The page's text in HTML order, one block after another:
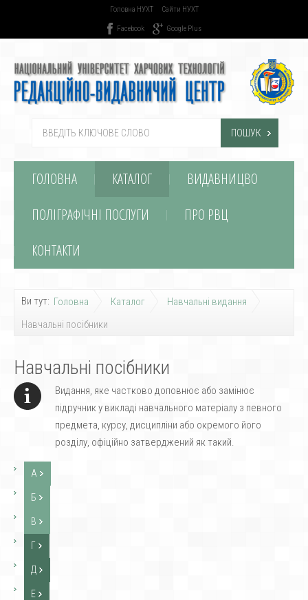
Головна НУХТ Сайти НУХТ
Facebook Google Plus
ПОШУК
ГОЛОВНА КАТАЛОГ
ВИДАВНИЦВО
ПОЛІГРАФІЧНІ ПОСЛУГИ
ПРО РВЦ
КОНТАКТИ
Ви тут: Головна Каталог
Навчальні видання
Навчальні посібники
Навчальні посібники
Видання, яке частково доповнює або замінює
підручник у викладі навчального матеріалу з певного
предмета, курсу, дисципліни або окремого його
розділу, офіційно затверджений як такий.
А
Б
В
Г
Д
Е